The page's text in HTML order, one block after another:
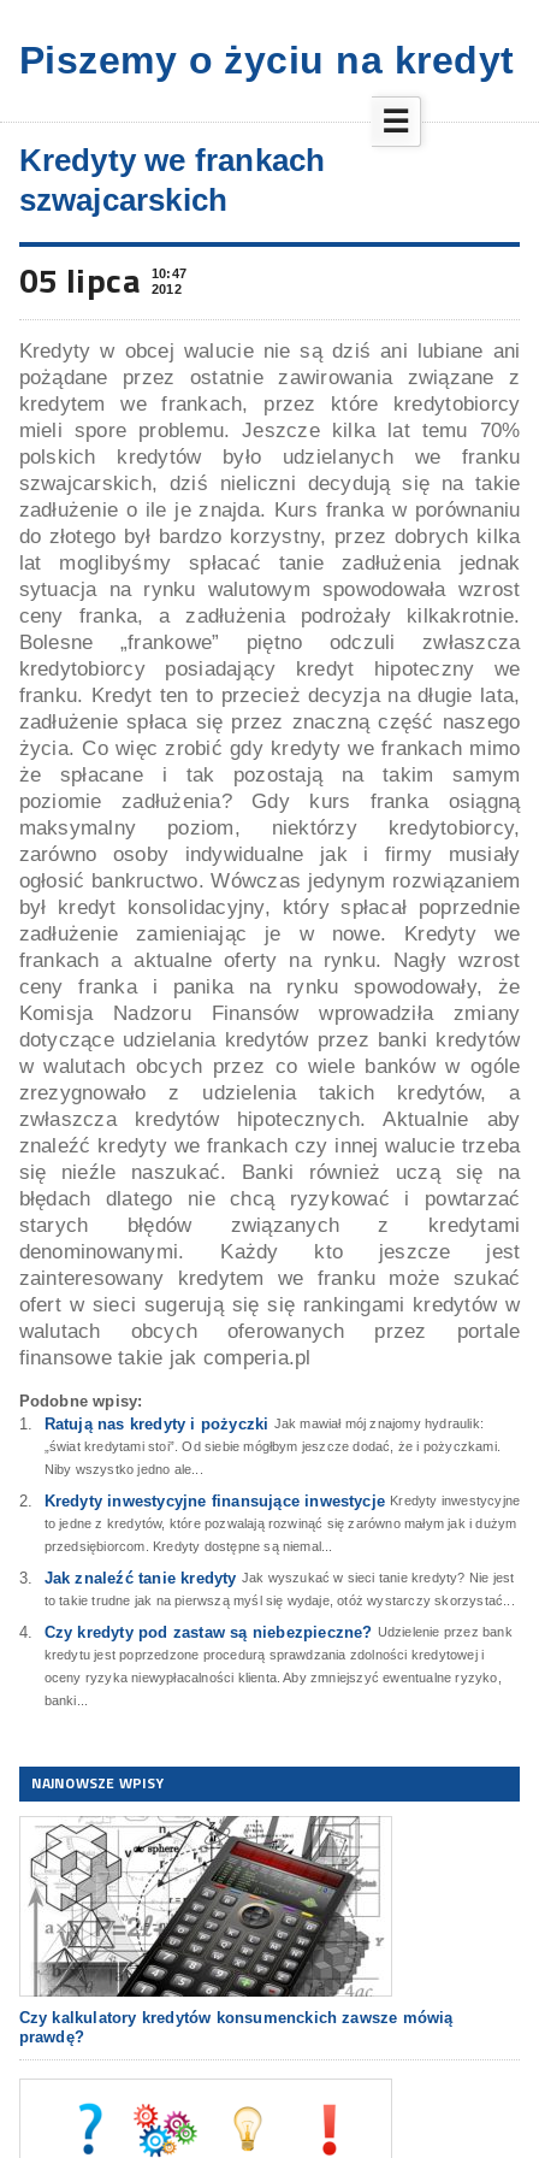
Piszemy o życiu na kredyt
☰
Kredyty we frankach
szwajcarskich
05 lipca
10:47
2012
Kredyty w obcej walucie nie są dziś ani lubiane ani
pożądane przez ostatnie zawirowania związane z
kredytem we frankach, przez które kredytobiorcy
mieli spore problemu. Jeszcze kilka lat temu 70%
polskich kredytów było udzielanych we franku
szwajcarskich, dziś nieliczni decydują się na takie
zadłużenie o ile je znajda. Kurs franka w porównaniu
do złotego był bardzo korzystny, przez dobrych kilka
lat moglibyśmy spłacać tanie zadłużenia jednak
sytuacja na rynku walutowym spowodowała wzrost
ceny franka, a zadłużenia podrożały kilkakrotnie.
Bolesne „frankowe” piętno odczuli zwłaszcza
kredytobiorcy posiadający kredyt hipoteczny we
franku. Kredyt ten to przecież decyzja na długie lata,
zadłużenie spłaca się przez znaczną część naszego
życia. Co więc zrobić gdy kredyty we frankach mimo
że spłacane i tak pozostają na takim samym
poziomie zadłużenia? Gdy kurs franka osiągną
maksymalny poziom, niektórzy kredytobiorcy,
zarówno osoby indywidualne jak i firmy musiały
ogłosić bankructwo. Wówczas jedynym rozwiązaniem
był kredyt konsolidacyjny, który spłacał poprzednie
zadłużenie zamieniając je w nowe. Kredyty we
frankach a aktualne oferty na rynku. Nagły wzrost
ceny franka i panika na rynku spowodowały, że
Komisja Nadzoru Finansów wprowadziła zmiany
dotyczące udzielania kredytów przez banki kredytów
w walutach obcych przez co wiele banków w ogóle
zrezygnowało z udzielenia takich kredytów, a
zwłaszcza kredytów hipotecznych. Aktualnie aby
znaleźć kredyty we frankach czy innej walucie trzeba
się nieźle naszukać. Banki również uczą się na
błędach dlatego nie chcą ryzykować i powtarzać
starych błędów związanych z kredytami
denominowanymi. Każdy kto jeszcze jest
zainteresowany kredytem we franku może szukać
ofert w sieci sugerują się się rankingami kredytów w
walutach obcych oferowanych przez portale
finansowe takie jak comperia.pl
Podobne wpisy:
Ratują nas kredyty i pożyczki Jak mawiał mój znajomy hydraulik:
„świat kredytami stoi”. Od siebie mógłbym jeszcze dodać, że i pożyczkami.
Niby wszystko jedno ale...
Kredyty inwestycyjne finansujące inwestycje Kredyty inwestycyjne
to jedne z kredytów, które pozwalają rozwinąć się zarówno małym jak i dużym
przedsiębiorcom. Kredyty dostępne są niemal...
Jak znaleźć tanie kredyty Jak wyszukać w sieci tanie kredyty? Nie jest
to takie trudne jak na pierwszą myśl się wydaje, otóż wystarczy skorzystać...
Czy kredyty pod zastaw są niebezpieczne? Udzielenie przez bank
kredytu jest poprzedzone procedurą sprawdzania zdolności kredytowej i
oceny ryzyka niewypłacalności klienta. Aby zmniejszyć ewentualne ryzyko,
banki...
NAJNOWSZE WPISY
Czy kalkulatory kredytów konsumenckich zawsze mówią
prawdę?